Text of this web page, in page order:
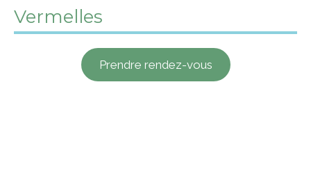
Vermelles
Prendre rendez-vous